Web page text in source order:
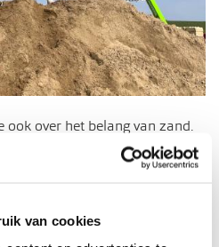
van cookies
ook over het belang van zand.
bijvoorbeeld woningbouw,
zonder zand en andere
Graaf dragen we op een